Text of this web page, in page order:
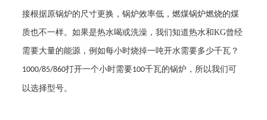
接根据原锅炉的尺寸更换，锅炉效率低，燃煤锅炉燃烧的煤
质也不一样。如果是热水喝或洗澡，我们知道热水和KG曾经
需要大量的能源，例如每小时烧掉一吨开水需要多少千瓦？
1000/85/860打开一个小时需要100千瓦的锅炉，所以我们可
以选择型号。